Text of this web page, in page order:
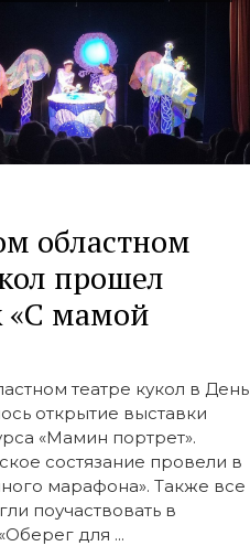
областном
прошел
«С мамой
театре кукол в День
открытие выставки
«Мамин портрет».
состязание провели в
марафона». Также все
поучаствовать в
для ...